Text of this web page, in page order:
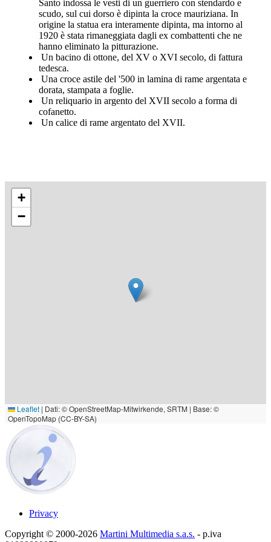
Santo indossa le vesti di un guerriero con stendardo e
scudo, sul cui dorso è dipinta la croce mauriziana. In
origine la statua era interamente dipinta, ma intorno al
1920 è stata rimaneggiata dagli ex combattenti che ne
hanno eliminato la pitturazione.
Un bacino di ottone, del XV o XVI secolo, di fattura
tedesca.
Una croce astile del '500 in lamina di rame argentata e
dorata, stampata a foglie.
Un reliquario in argento del XVII secolo a forma di
cofanetto.
Un calice di rame argentato del XVII.
+
−
Leaflet | Dati: © OpenStreetMap-Mitwirkende, SRTM | Base: ©
OpenTopoMap (CC-BY-SA)
Privacy
Copyright © 2000-2026 Martini Multimedia s.a.s. - p.iva